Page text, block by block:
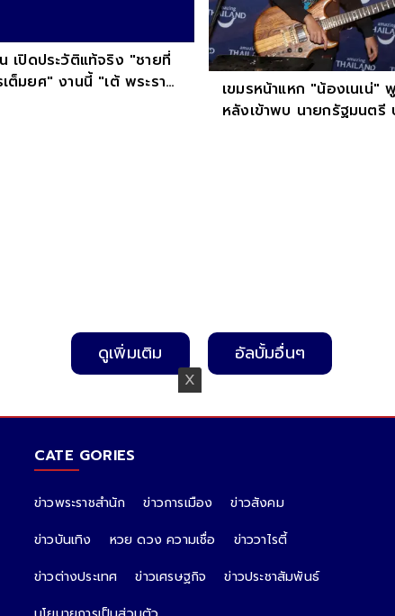
เปิดประวัติแท้จริง "ชายที่
ต็มยศ" งานนี้ "เต้ พระราม
เขมรหน้าแหก "น้องเนเน่"
หลังเข้าพบ นายกรัฐมนตรี
ดูเพิ่มเติม อัลบั้มอื่นๆ
CATE GORIES
ข่าวพระราชสำนัก ข่าวการเมือง
ข่าวสังคม
ข่าวบันเทิง
หวย ดวง ความเชื่อ
ข่าววาไรตี้
ข่าวต่างประเทศ
ข่าวเศรษฐกิจ
ข่าวประชาสัมพันธ์